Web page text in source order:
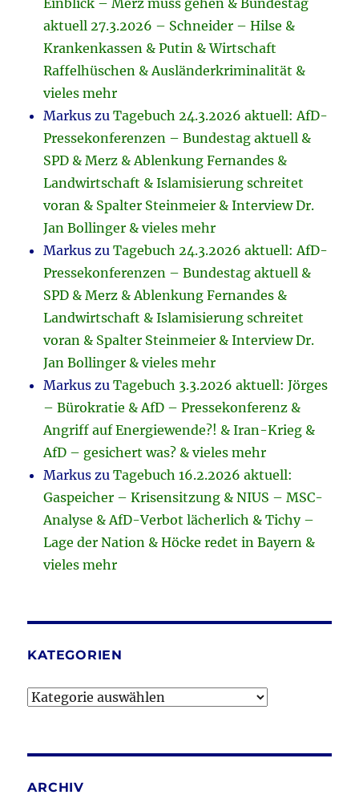
Einblick – Merz muss gehen & Bundestag
aktuell 27.3.2026 – Schneider – Hilse &
Krankenkassen & Putin & Wirtschaft
Raffelhüschen & Ausländerkriminalität &
vieles mehr
Markus zuTagebuch 24.3.2026 aktuell: AfD-
Pressekonferenzen – Bundestag aktuell &
SPD & Merz & Ablenkung Fernandes &
Landwirtschaft & Islamisierung schreitet
voran & Spalter Steinmeier & Interview Dr.
Jan Bollinger & vieles mehr
Markus zuTagebuch 24.3.2026 aktuell: AfD-
Pressekonferenzen – Bundestag aktuell &
SPD & Merz & Ablenkung Fernandes &
Landwirtschaft & Islamisierung schreitet
voran & Spalter Steinmeier & Interview Dr.
Jan Bollinger & vieles mehr
Markus zuTagebuch 3.3.2026 aktuell: Jörges
– Bürokratie & AfD – Pressekonferenz &
Angriff auf Energiewende?! & Iran-Krieg &
AfD – gesichert was? & vieles mehr
Markus zuTagebuch 16.2.2026 aktuell:
Gaspeicher – Krisensitzung & NIUS – MSC-
Analyse & AfD-Verbot lächerlich & Tichy –
Lage der Nation & Höcke redet in Bayern &
vieles mehr
KATEGORIEN
Kategorien
ARCHIV